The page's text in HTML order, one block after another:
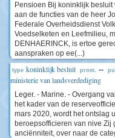
Pensioen Bij koninklijk
aan de functies van de heer
Federale Overheidsdienst
Voedselketen en Leefmilieu,
DENHAERINCK, is ertoe
aanspraken op ee(...)
type koninklijk besluit prom. --
ministerie van landsverdediging
Leger. - Marine. - Overgang
het kader van de
mars 2020, wordt het ontslag
beroepsofficieren van nive Zij
anciënniteit, over naar de